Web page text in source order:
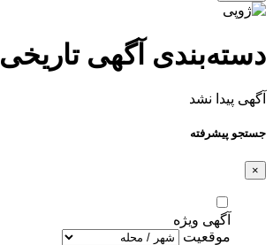
دسته‌بندی آگهی تاریخی
آگهی پیدا نشد
جستجو پیشرفته
×
آگهی ویژه
موقعیت